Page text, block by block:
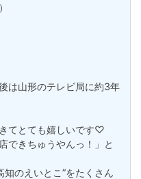
は山形のテレビ局に約3年
てとても嬉しいです♡
できちゅうやんっ！」と
のえいとこ”をたくさん